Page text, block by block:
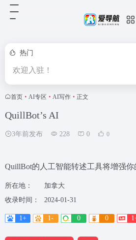
热门
欢迎入驻！
首页 • AI专区 • AI写作 • 正文
QuillBot’s AI
3年前发布 228 0 0
QuillBot的人工智能转述工具将增强你
所在地：
加拿大
收录时间：
2024-01-31
1+ 1- 0 0